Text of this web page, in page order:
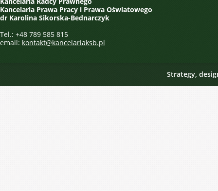
Kancelaria Prawa Pracy i Prawa Oświatowego
dr Karolina Sikorska-Bednarczyk
Tel.: +48 789 585 815
email: kontakt@kancelariaksb.pl
Strategy,